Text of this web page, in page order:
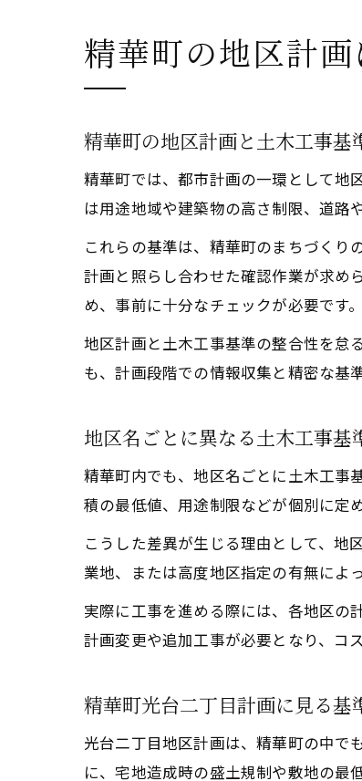
精華町の地区計
精華町の地区計画と土木工事基
精華町では、都市計画の一環として地
は用途地域や建築物の高さ制限、道路
これらの基準は、精華町のまちづく
計画と照らし合わせた確認作業が求め
め、事前に十分なチェックが必要です。
地区計画と土木工事基準の整合性を怠
も、計画段階での情報収集と精密な基
地区名ごとに異なる土木工事基
精華町内でも、地区名ごとに土木工事
積の最低値、用途制限などが個別に定
こうした差異が生じる理由として、地
業地、または高度地区指定の有無によ
実際に工事を進める際には、各地区の
計画変更や追加工事が必要となり、コ
精華町光台二丁目計画に見る基
光台二丁目地区計画は、精華町の中で
に、宅地造成時の盛土規制や敷地の最